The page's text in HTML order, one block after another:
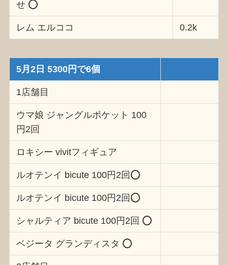
せ ⭕️
レム エルココ 0.2k
5月2日 5300円で6個
1店舗目
ウマ娘 ジャングルポケット 100
円2回
ロキシー vivitフィギュア
ルオテンイ bicute 100円2回⭕️
ルオテンイ bicute 100円2回⭕️
シャルティア bicute 100円2回 ⭕️
ベジータ グランディスタ ⭕️